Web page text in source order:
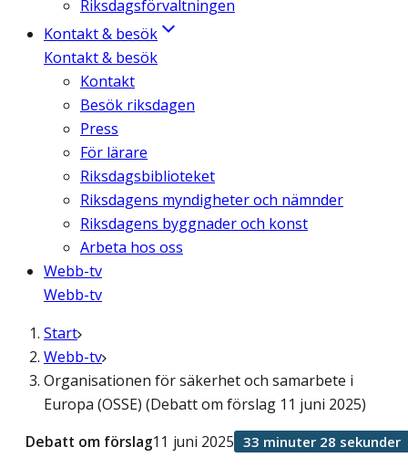
Riksdagsförvaltningen
Kontakt & besök
Kontakt & besök
Kontakt
Besök riksdagen
Press
För lärare
Riksdagsbiblioteket
Riksdagens myndigheter och nämnder
Riksdagens byggnader och konst
Arbeta hos oss
Webb-tv
Webb-tv
Start
Webb-tv
Organisationen för säkerhet och samarbete i
Europa (OSSE) (Debatt om förslag 11 juni 2025)
Debatt om förslag11 juni 2025 33 minuter 28 sekunder